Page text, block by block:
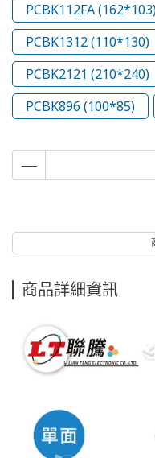
PCBK112FA
PCBK1312 (110*130)
PCBK2121 (210*240)
PCBK896 (100*85)
商品詳細資訊